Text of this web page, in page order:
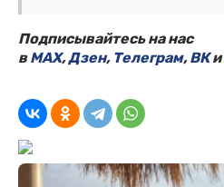
Подписывайтесь на нас
вMAX,Дзен, Телеграм,ВКи